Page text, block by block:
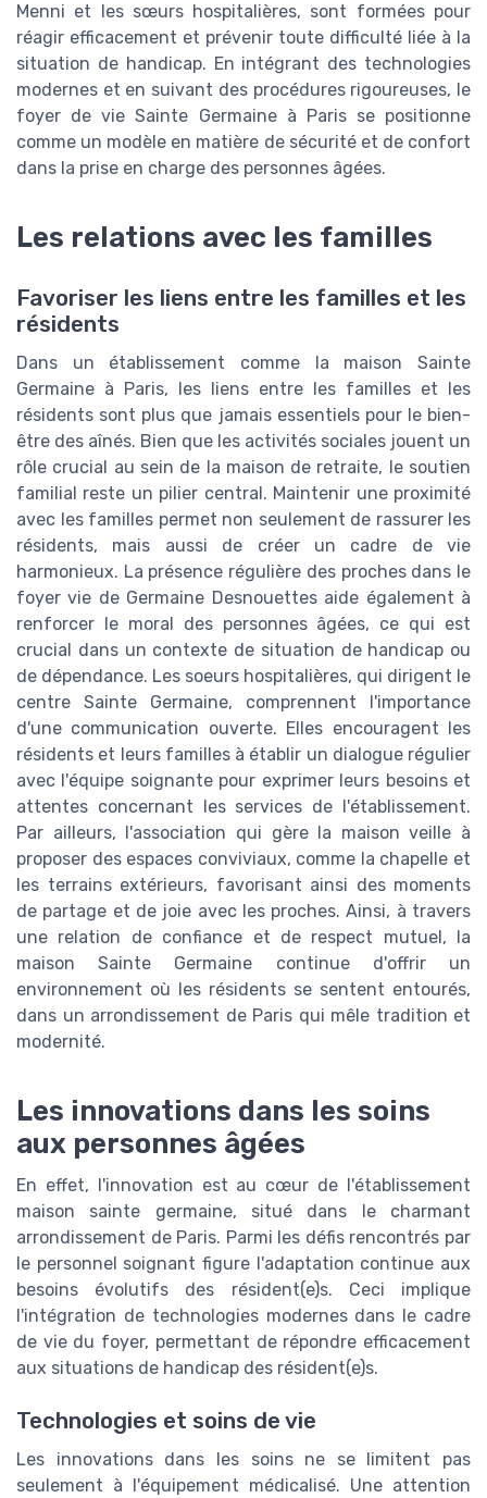
Menni et les sœurs hospitalières, sont formées pour
réagir efficacement et prévenir toute difficulté liée à la
situation de handicap. En intégrant des technologies
modernes et en suivant des procédures rigoureuses, le
foyer de vie Sainte Germaine à Paris se positionne
comme un modèle en matière de sécurité et de confort
dans la prise en charge des personnes âgées.
Les relations avec les familles
Favoriser les liens entre les familles et les
résidents
Dans un établissement comme la maison Sainte
Germaine à Paris, les liens entre les familles et les
résidents sont plus que jamais essentiels pour le bien-
être des aînés. Bien que les activités sociales jouent un
rôle crucial au sein de la maison de retraite, le soutien
familial reste un pilier central. Maintenir une proximité
avec les familles permet non seulement de rassurer les
résidents, mais aussi de créer un cadre de vie
harmonieux. La présence régulière des proches dans le
foyer vie de Germaine Desnouettes aide également à
renforcer le moral des personnes âgées, ce qui est
crucial dans un contexte de situation de handicap ou
de dépendance. Les soeurs hospitalières, qui dirigent le
centre Sainte Germaine, comprennent l'importance
d'une communication ouverte. Elles encouragent les
résidents et leurs familles à établir un dialogue régulier
avec l'équipe soignante pour exprimer leurs besoins et
attentes concernant les services de l'établissement.
Par ailleurs, l'association qui gère la maison veille à
proposer des espaces conviviaux, comme la chapelle et
les terrains extérieurs, favorisant ainsi des moments
de partage et de joie avec les proches. Ainsi, à travers
une relation de confiance et de respect mutuel, la
maison Sainte Germaine continue d'offrir un
environnement où les résidents se sentent entourés,
dans un arrondissement de Paris qui mêle tradition et
modernité.
Les innovations dans les soins
aux personnes âgées
En effet, l'innovation est au cœur de l'établissement
maison sainte germaine, situé dans le charmant
arrondissement de Paris. Parmi les défis rencontrés par
le personnel soignant figure l'adaptation continue aux
besoins évolutifs des résident(e)s. Ceci implique
l'intégration de technologies modernes dans le cadre
de vie du foyer, permettant de répondre efficacement
aux situations de handicap des résident(e)s.
Technologies et soins de vie
Les innovations dans les soins ne se limitent pas
seulement à l'équipement médicalisé. Une attention